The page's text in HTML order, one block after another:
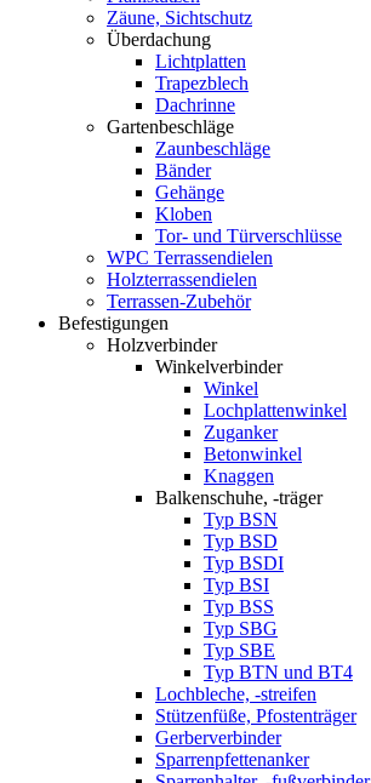
Zäune, Sichtschutz
Überdachung
Lichtplatten
Trapezblech
Dachrinne
Gartenbeschläge
Zaunbeschläge
Bänder
Gehänge
Kloben
Tor- und Türverschlüsse
WPC Terrassendielen
Holzterrassendielen
Terrassen-Zubehör
Befestigungen
Holzverbinder
Winkelverbinder
Winkel
Lochplattenwinkel
Zuganker
Betonwinkel
Knaggen
Balkenschuhe, -träger
Typ BSN
Typ BSD
Typ BSDI
Typ BSI
Typ BSS
Typ SBG
Typ SBE
Typ BTN und BT4
Lochbleche, -streifen
Stützenfüße, Pfostenträger
Gerberverbinder
Sparrenpfettenanker